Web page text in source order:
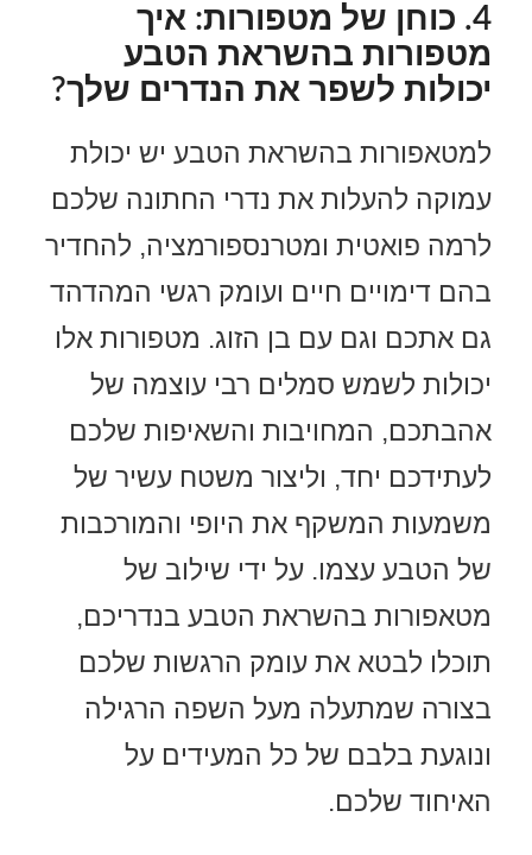
4. כוחן של מטפורות: איך
מטפורות בהשראת הטבע
יכולות לשפר את הנדרים שלך?
למטאפורות בהשראת הטבע יש יכולת
עמוקה להעלות את נדרי החתונה שלכם
לרמה פואטית ומטרנספורמציה, להחדיר
בהם דימויים חיים ועומק רגשי המהדהד
גם אתכם וגם עם בן הזוג. מטפורות אלו
יכולות לשמש סמלים רבי עוצמה של
אהבתכם, המחויבות והשאיפות שלכם
לעתידכם יחד, וליצור משטח עשיר של
משמעות המשקף את היופי והמורכבות
של הטבע עצמו. על ידי שילוב של
מטאפורות בהשראת הטבע בנדריכם,
תוכלו לבטא את עומק הרגשות שלכם
בצורה שמתעלה מעל השפה הרגילה
ונוגעת בלבם של כל המעידים על
האיחוד שלכם.